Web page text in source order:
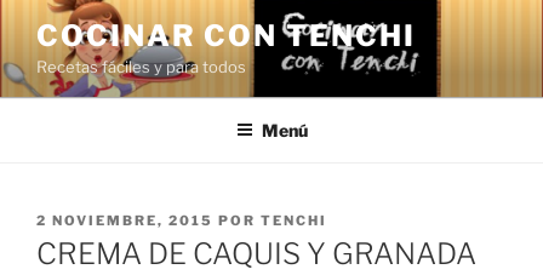
Saltar
contenido
COCINAR CON TENCHI
Recetas fáciles y para todos
Menú
PUBLICADO
EL
2 NOVIEMBRE, 2015 POR TENCHI
CREMA DE CAQUIS Y GRANADA